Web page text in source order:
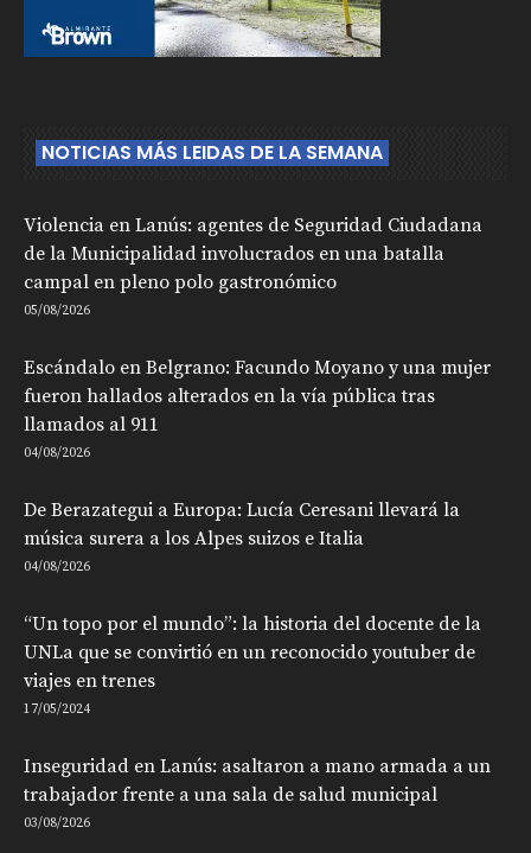
NOTICIAS MÁS LEIDAS DE LA SEMANA
Violencia en Lanús: agentes de Seguridad Ciudadana
de la Municipalidad involucrados en una batalla
campal en pleno polo gastronómico
05/08/2026
Escándalo en Belgrano: Facundo Moyano y una mujer
fueron hallados alterados en la vía pública tras
llamados al 911
04/08/2026
De Berazategui a Europa: Lucía Ceresani llevará la
música surera a los Alpes suizos e Italia
04/08/2026
“Un topo por el mundo”: la historia del docente de la
UNLa que se convirtió en un reconocido youtuber de
viajes en trenes
17/05/2024
Inseguridad en Lanús: asaltaron a mano armada a un
trabajador frente a una sala de salud municipal
03/08/2026